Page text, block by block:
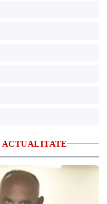
ACTUALITATE